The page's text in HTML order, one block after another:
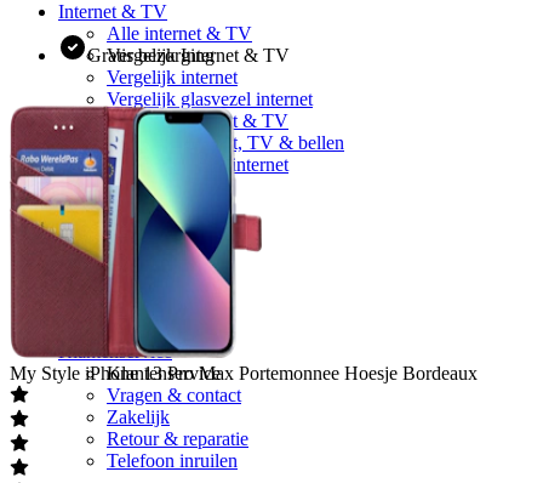
Internet & TV
Alle internet & TV
Vergelijk Internet & TV
Vergelijk internet
Vergelijk glasvezel internet
Vergelijk internet & TV
Vergelijk internet, TV & bellen
5G Klik&Klaar internet
Providers
KPN
Ziggo
Odido
Youfone
Budget Thuis
Delta
Klantenservice
Klantenservice
Vragen & contact
Zakelijk
Retour & reparatie
Telefoon inruilen
Gratis bezorging
My Style iPhone 13 Pro Max Portemonnee Hoesje Bordeaux